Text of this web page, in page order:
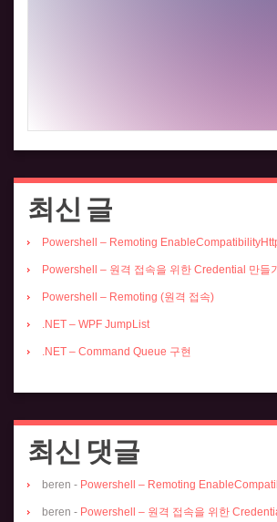
최신 글
Powershell – Remoting
Powershell – 원격 접속을 위한 Credential 만들기
Powershell – Remoting (원격 접속)
.NET – WPF JumpList
.NET – Command Queue 구현
최신 댓글
beren - Powershell – Remoting
beren - Powershell – 원격 접속을 위한